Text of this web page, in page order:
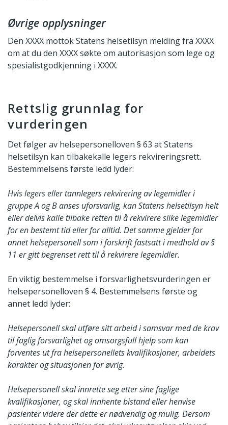
Øvrige opplysninger
Den XXXX mottok Statens helsetilsyn melding fra XXXX
om at du den XXXX søkte om autorisasjon som lege og
spesialistgodkjenning i XXXX.
Rettslig grunnlag for
vurderingen
Det følger av helsepersonelloven § 63 at Statens
helsetilsyn kan tilbakekalle legers rekvireringsrett.
Bestemmelsens første ledd lyder:
Hvis legers eller tannlegers rekvirering av legemidler i
gruppe A og B anses uforsvarlig, kan Statens helsetilsyn helt
eller delvis kalle tilbake retten til å rekvirere slike legemidler
for en bestemt tid eller for alltid. Det samme gjelder for
annet helsepersonell som i forskrift fastsatt i medhold av §
11 er gitt begrenset rett til å rekvirere legemidler.
En viktig bestemmelse i forsvarlighetsvurderingen er
helsepersonelloven § 4. Bestemmelsens første og
annet ledd lyder:
Helsepersonell skal utføre sitt arbeid i samsvar med de krav
til faglig forsvarlighet og omsorgsfull hjelp som kan
forventes ut fra helsepersonellets kvalifikasjoner, arbeidets
karakter og situasjonen for øvrig.
Helsepersonell skal innrette seg etter sine faglige
kvalifikasjoner, og skal innhente bistand eller henvise
pasienter videre der dette er nødvendig og mulig. Dersom